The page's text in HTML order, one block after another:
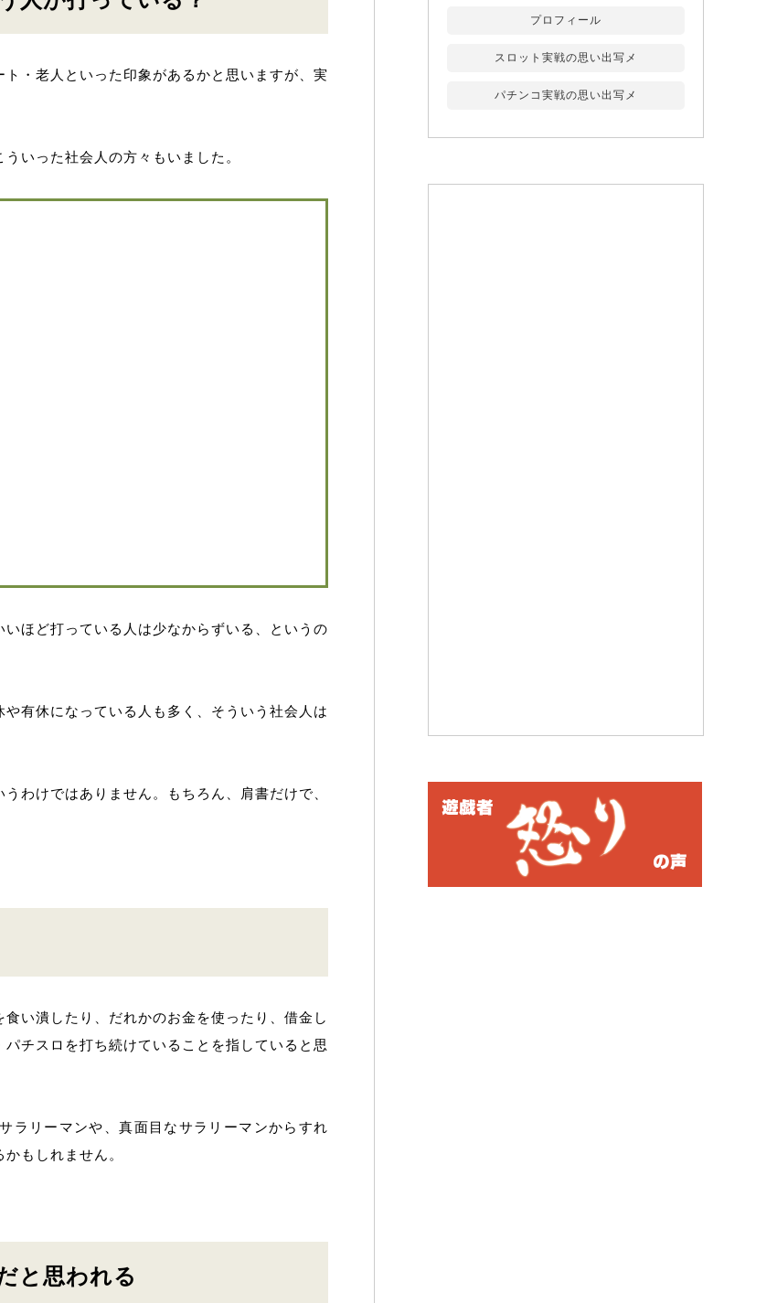
・老人といった印象があるかと思いますが、実
いった社会人の方々もいました。
ほど打っている人は少なからずいる、というの
有休になっている人も多く、そういう社会人は
わけではありません。もちろん、肩書だけで、
い潰したり、だれかのお金を使ったり、借金し
チスロを打ち続けていることを指していると思
ラリーマンや、真面目なサラリーマンからすれ
もしれません。
と思われる
プロフィール
スロット実戦の思い出写メ
パチンコ実戦の思い出写メ